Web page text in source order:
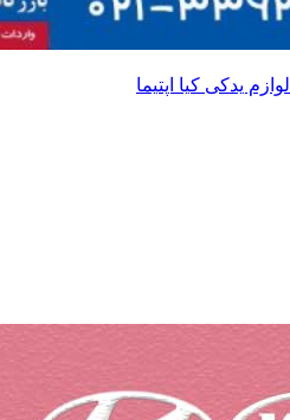
لوازم یدکی کیا اپتیما